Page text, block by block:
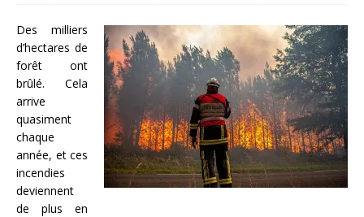
Des milliers
d’hectares de
forêt ont
brûlé. Cela
arrive
quasiment
chaque
année, et ces
incendies
deviennent
de plus en